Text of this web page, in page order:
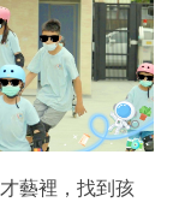
才藝裡，找到孩